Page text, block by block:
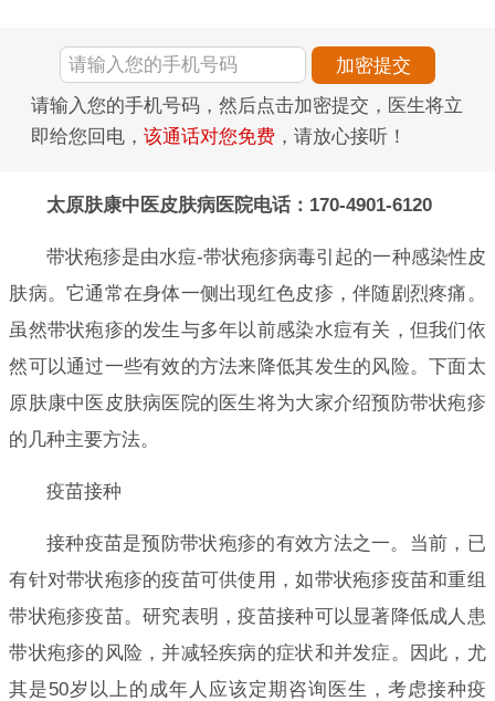
请输入您的手机号码，然后点击加密提交，医生将立
即给您回电， 该通话对您免费 ，请放心接听！
太原肤康中医皮肤病医院电话：170-4901-6120
带状疱疹是由水痘-带状疱疹病毒引起的一种感染性皮
肤病。它通常在身体一侧出现红色皮疹，伴随剧烈疼痛。
虽然带状疱疹的发生与多年以前感染水痘有关，但我们依
然可以通过一些有效的方法来降低其发生的风险。下面太
原肤康中医皮肤病医院的医生将为大家介绍预防带状疱疹
的几种主要方法。
疫苗接种
接种疫苗是预防带状疱疹的有效方法之一。当前，已
有针对带状疱疹的疫苗可供使用，如带状疱疹疫苗和重组
带状疱疹疫苗。研究表明，疫苗接种可以显著降低成人患
带状疱疹的风险，并减轻疾病的症状和并发症。因此，尤
其是50岁以上的成年人应该定期咨询医生，考虑接种疫